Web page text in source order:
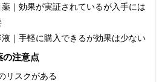
｜効果が実証されているが入手には
｜手軽に購入できるが効果は少ない
の注意点
リスクがある